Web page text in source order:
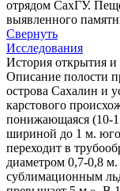
отрядом СахГУ.
выявленного
Свернуть
Исследования
История открытия и
Описание полости
острова Сахалин и
карстового
понижающаяся (10-
шириной до 1 м.
переходит в
диаметром 0,7-0,8
сублимационным